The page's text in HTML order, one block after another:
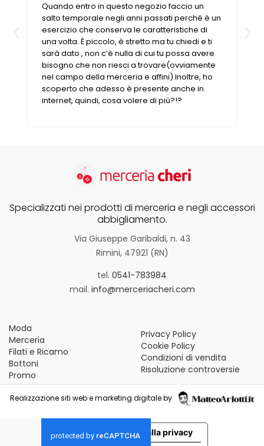
Non puoi non trovare ciò che cerchi. Se ciò che
cerchi non è disponibile, le commesse aiutano
a trovare la soluzione nel migliore dei modi. Il
negozio è sempre pieno e non si può
pretendere che dedicano tutto il tempo a un
solo cliente
Specializzati nei prodotti di merceria e negli accessori
abbigliamento.
Via Giuseppe Garibaldi, n. 43
Rimini, 47921 (RN)
tel. 0541-783984
mail. info@merceriacheri.com
Moda
Merceria
Filati e Ricamo
Bottoni
Promo
Privacy Policy
Cookie Policy
Condizioni di vendita
Risoluzione controversie
Realizzazione siti web e marketing digitale by
Le tue preferenze relative alla privacy